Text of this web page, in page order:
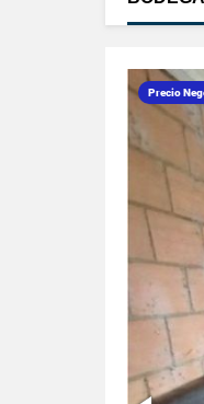
Precio